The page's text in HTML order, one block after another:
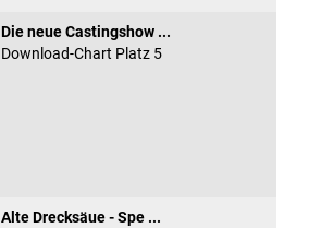
Die neue Castingshow ...
Download-Chart Platz 5
Alte Drecksäue - Spe ...